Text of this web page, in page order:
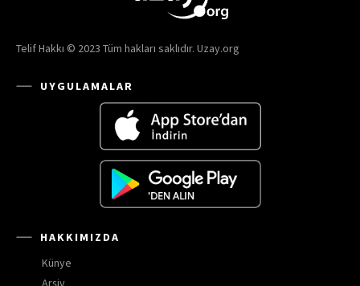
Telif Hakkı © 2023 Tüm hakları saklıdır. Uzay.org
UYGULAMALAR
HAKKIMIZDA
Künye
Arşiv